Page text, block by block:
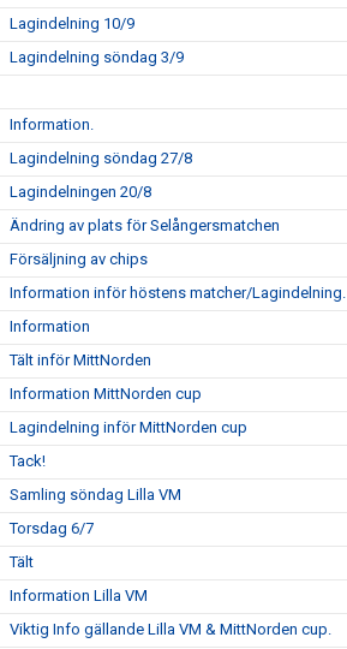
Lagindelning 10/9
Lagindelning söndag 3/9
Information.
Lagindelning söndag 27/8
Lagindelningen 20/8
Ändring av plats för Selångersmatchen
Försäljning av chips
Information inför höstens matcher/Lagindelning.
Information
Tält inför MittNorden
Information MittNorden cup
Lagindelning inför MittNorden cup
Tack!
Samling söndag Lilla VM
Torsdag 6/7
Tält
Information Lilla VM
Viktig Info gällande Lilla VM & MittNorden cup.